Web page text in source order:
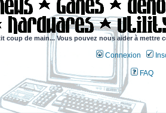
coup de main... Vous pouvez nous aider à mettre
Connexion
FAQ